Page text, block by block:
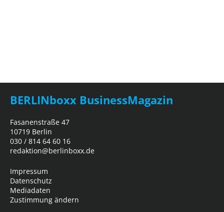
BERLINboxx BusinessMagazin
Fasanenstraße 47
10719 Berlin
030 / 814 64 60 16
redaktion@berlinboxx.de
Impressum
Datenschutz
Mediadaten
Zustimmung ändern